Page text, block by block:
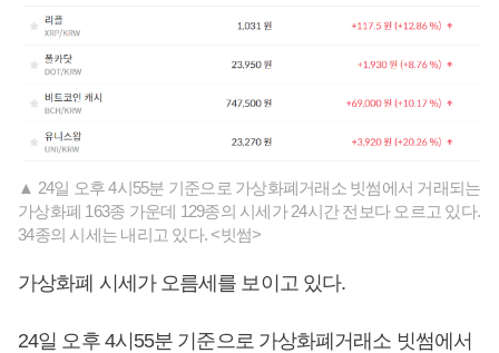
▲ 24일 오후 4시55분 기준으로 가상화폐거래소 빗썸에서 거래되는
가상화폐 163종 가운데 129종의 시세가 24시간 전보다 오르고 있다.
34종의 시세는 내리고 있다. <빗썸>
가상화폐 시세가 오름세를 보이고 있다.
24일 오후 4시55분 기준으로 가상화폐거래소 빗썸에서